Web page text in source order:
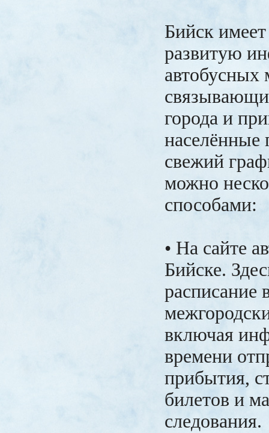
Бийск
развитую
автобусных
города и
населённые
свежий
можно
способами:
• На сайте
Бийске.
расписание
включая
времени
прибытия,
билетов и
следования.